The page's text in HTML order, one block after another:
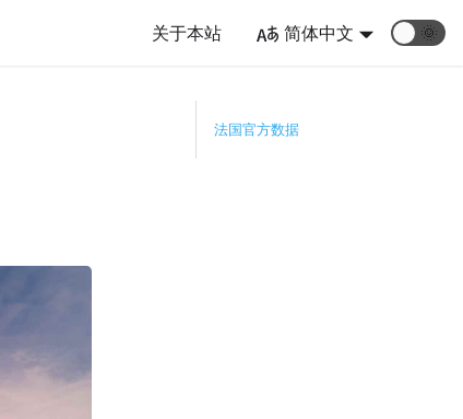
关于本站 简体中文 🌞
法国官方数据